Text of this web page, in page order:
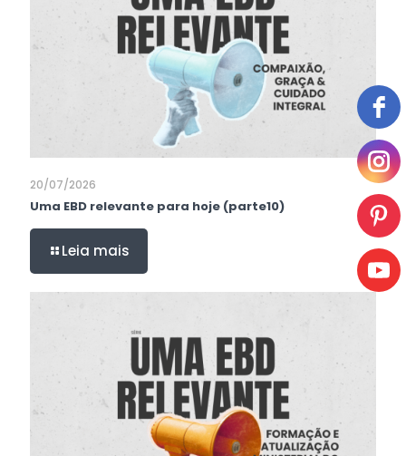
20/07/2026
Uma EBD relevante para hoje (parte10)
Leia mais